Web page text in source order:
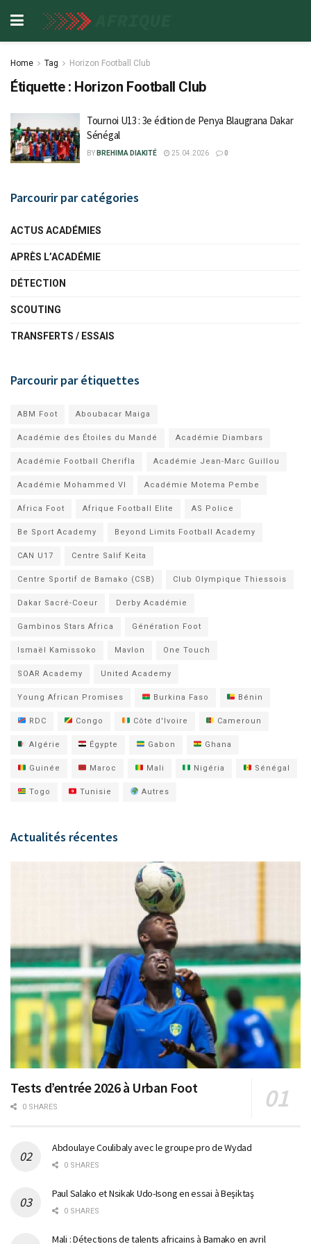
Home Tag Horizon Football Club
Étiquette : Horizon Football Club
Tournoi U13 : 3e édition de Penya Blaugrana Dakar
Sénégal
BY BREHIMA DIAKITÉ 25.04.2026 0
Parcourir par catégories
ACTUS ACADÉMIES
APRÈS L’ACADÉMIE
DÉTECTION
SCOUTING
TRANSFERTS / ESSAIS
Parcourir par étiquettes
ABM Foot Aboubacar Maiga
Académie des Étoiles du Mandé Académie Diambars
Académie Football Cherifla Académie Jean-Marc Guillou
Académie Mohammed VI Académie Motema Pembe
Africa Foot Afrique Football Elite AS Police
Be Sport Academy Beyond Limits Football Academy
CAN U17 Centre Salif Keita
Centre Sportif de Bamako (CSB) Club Olympique Thiessois
Dakar Sacré-Coeur Derby Académie
Gambinos Stars Africa Génération Foot
Ismaël Kamissoko Mavlon One Touch
SOAR Academy United Academy
Young African Promises Burkina Faso Bénin
RDC Congo Côte d'Ivoire Cameroun
Algérie Égypte Gabon Ghana
Guinée Maroc Mali Nigéria Sénégal
Togo Tunisie Autres
Actualités récentes
Tests d’entrée 2026 à Urban Foot
0 SHARES
Abdoulaye Coulibaly avec le groupe pro de Wydad
0 SHARES
Paul Salako et Nsikak Udo-Isong en essai à Beşiktaş
0 SHARES
Mali : Détections de talents africains à Bamako en avril